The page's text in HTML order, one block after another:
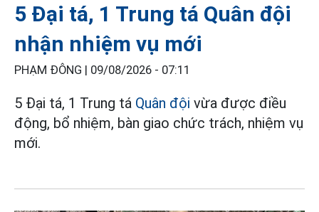
5 Đại tá, 1 Trung tá Quân đội
nhận nhiệm vụ mới
PHẠM ĐÔNG | 09/08/2026 - 07:11
5 Đại tá, 1 Trung tá Quân đội vừa được điều
động, bổ nhiệm, bàn giao chức trách, nhiệm vụ
mới.